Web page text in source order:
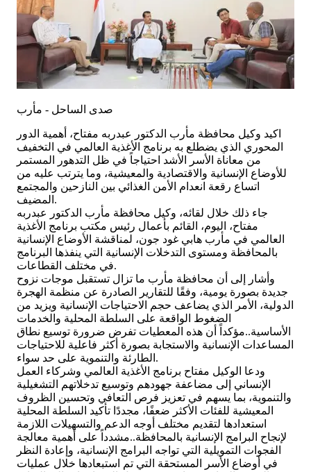
صدى الساحل - مأرب
اكيد وكيل محافظة مأرب الدكتور عبدربه مفتاح، أهمية الدور
المحوري الذي يضطلع به برنامج الأغذية العالمي في التخفيف
من معاناة الأسر الأشد احتياجاً في ظل التدهور المستمر
للأوضاع الإنسانية والاقتصادية والمعيشية، وما يترتب عليه من
اتساع رقعة انعدام الأمن الغذائي بين النازحين والمجتمع
المضيف.
جاء ذلك خلال لقائه، وكيل محافظة مأرب الدكتور عبدربه
مفتاح، اليوم، القائم بأعمال رئيس مكتب برنامج الأغذية
العالمي في مأرب هابي غود جون، لمناقشة الأوضاع الإنسانية
بالمحافظة ومستوى التدخلات الإنسانية التي ينفذها البرنامج
في مختلف القطاعات.
وأشار إلى أن محافظة مأرب ما تزال تستقبل موجات نزوح
جديدة بصورة يومية، وفقًا للتقارير الصادرة عن منظمة الهجرة
الدولية، الأمر الذي يضاعف حجم الاحتياجات الإنسانية ويزيد من
الضغوط الواقعة على السلطة المحلية والخدمات
الأساسية..مؤكداً أن هذه المعطيات تفرض ضرورة توسيع نطاق
المساعدات الإنسانية والاستجابة بصورة أكثر فاعلية للاحتياجات
الطارئة والتنموية على حد سواء.
ودعا الوكيل مفتاح برنامج الأغذية العالمي وشركاء العمل
الإنساني إلى مضاعفة جهودهم وتوسيع تدخلاتهم التشغيلية
والتنموية، بما يسهم في تعزيز فرص التعافي وتحسين الظروف
المعيشية للفئات الأكثر ضعفًا، مجددًا تأكيد السلطة المحلية
استعدادها لتقديم مختلف أوجه الدعم والتسهيلات اللازمة
لإنجاح البرامج الإنسانية بالمحافظة..مشدداً على أهمية معالجة
الفجوات التمويلية التي تواجه البرامج الإنسانية، وإعادة النظر
في أوضاع الأسر المستحقة التي تم استبعادها خلال عمليات